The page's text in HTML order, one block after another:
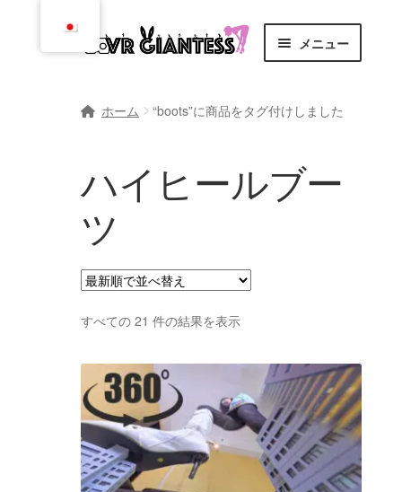
ビ
ー
シ
に
プ
ン
ン
ツ
キ
メニュー
チェックアウト
漫画
依頼、規則、および規定
コミュニティ
お問い合わせ
ダッシュボード
GTS & TINY
ホーム “boots”に商品をタグ付けしました
ハイヒールブー
ツ
すべての 21 件の結果を表示最
順
並
べ
え